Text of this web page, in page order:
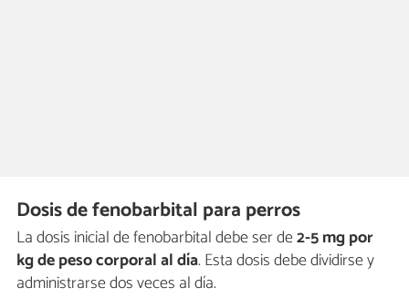
Dosis de fenobarbital para perros
La dosis inicial de fenobarbital debe ser de2-5 mg por
kg de peso corporal al día. Esta dosis debe dividirse y
administrarse dos veces al día.